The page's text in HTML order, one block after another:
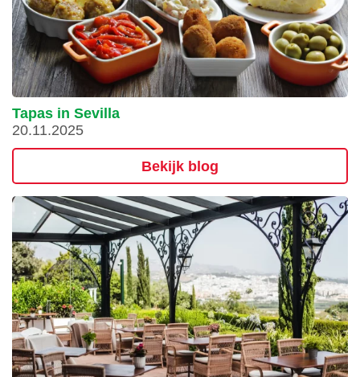
Tapas in Sevilla
20.11.2025
Bekijk blog